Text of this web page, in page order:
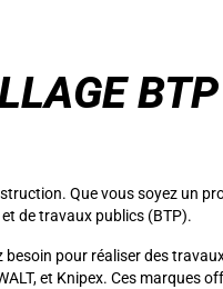
Que vous soyez un
de travaux publics (BTP).
pour réaliser des
et Knipex. Ces